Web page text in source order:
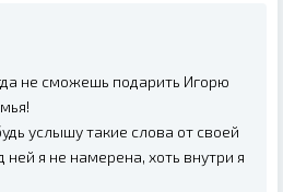
не сможешь подарить Игорю
услышу такие слова от своей
ней я не намерена, хоть внутри я